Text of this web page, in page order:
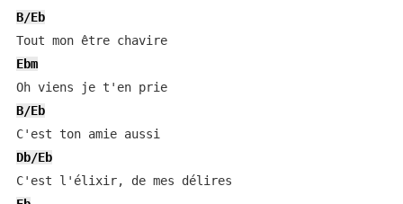
B/Eb
Tout mon être chavire
Ebm
Oh viens je t'en prie
B/Eb
Db/Eb